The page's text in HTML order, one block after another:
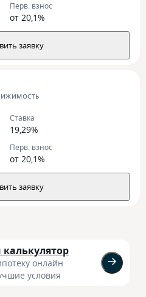
Перв. взнос
от 20,1%
заявку
Ставка
19,29%
Перв. взнос
от 20,1%
заявку
онлайн
условия